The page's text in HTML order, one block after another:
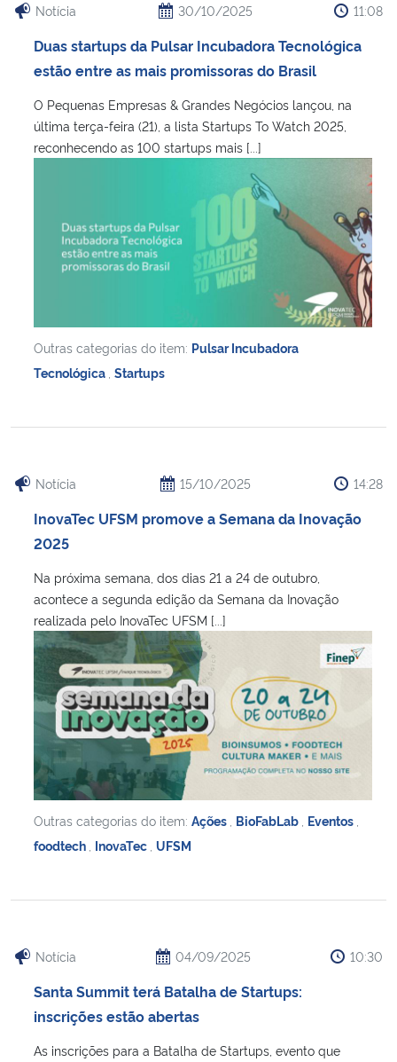
Notícia 30/10/2025 11:08
Duas startups da Pulsar Incubadora Tecnológica
estão entre as mais promissoras do Brasil
O Pequenas Empresas & Grandes Negócios lançou, na
última terça-feira (21), a lista Startups To Watch 2025,
reconhecendo as 100 startups mais [...]
Outras categorias do item: Pulsar Incubadora
Tecnológica Startups
Notícia 15/10/2025 14:28
InovaTec UFSM promove a Semana da Inovação
2025
Na próxima semana, dos dias 21 a 24 de outubro,
acontece a segunda edição da Semana da Inovação
realizada pelo InovaTec UFSM [...]
Outras categorias do item: Ações BioFabLab Eventos
foodtech InovaTec UFSM
Notícia 04/09/2025 10:30
Santa Summit terá Batalha de Startups:
inscrições estão abertas
As inscrições para a Batalha de Startups, evento que